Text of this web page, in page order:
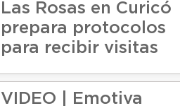
Las Rosas en Curicó
prepara protocolos
para recibir visitas
VIDEO | Emotiva